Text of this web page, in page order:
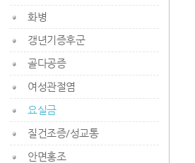
화병
갱년기증후군
골다공증
여성관절염
요실금
질건조증/성교통
안면홍조